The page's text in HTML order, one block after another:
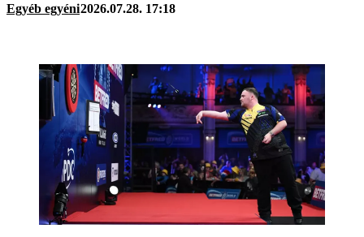
Egyéb egyéni2026.07.28. 17:18